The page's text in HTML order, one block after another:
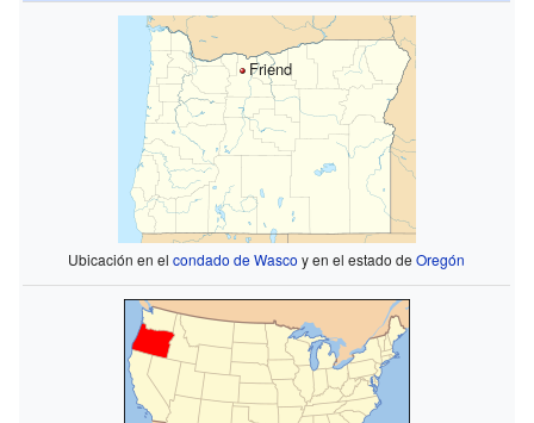
Friend
Ubicación en elcondado de Wasco y en el estado deOregón